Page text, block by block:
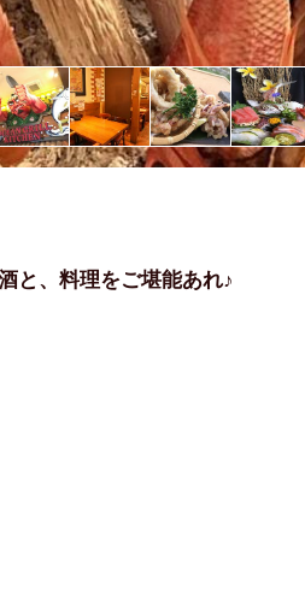
と、料理をご堪能あれ♪